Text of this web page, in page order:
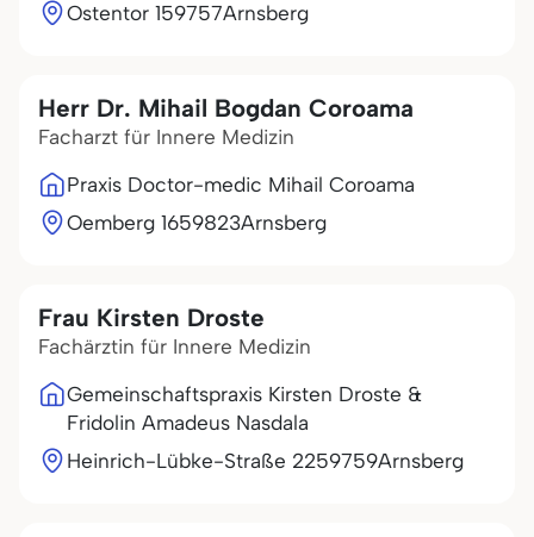
Ostentor 159757Arnsberg
Herr Dr. Mihail Bogdan Coroama
Facharzt für Innere Medizin
Praxis Doctor-medic Mihail Coroama
Oemberg 1659823Arnsberg
Frau Kirsten Droste
Fachärztin für Innere Medizin
Gemeinschaftspraxis Kirsten Droste &
Fridolin Amadeus Nasdala
Heinrich-Lübke-Straße 2259759Arnsberg